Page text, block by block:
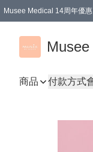
Musee Medical 14周年優
商品 付款方式